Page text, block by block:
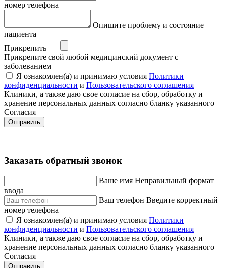
номер телефона
Опишите проблему и состояние
пациента
Прикрепить
Прикрепите свой любой медицинский документ с
заболеванием
Я ознакомлен(а) и принимаю условия Политики
конфиденциальности и Пользовательского соглашения
Клиники, а также даю свое согласие на сбор, обработку и
хранение персональных данных согласно бланку указанного
Согласия
Отправить
Заказать обратный звонок
Ваше имя Неправильный формат
ввода
Ваш телефон Введите корректный
номер телефона
Я ознакомлен(а) и принимаю условия Политики
конфиденциальности и Пользовательского соглашения
Клиники, а также даю свое согласие на сбор, обработку и
хранение персональных данных согласно бланку указанного
Согласия
Отправить